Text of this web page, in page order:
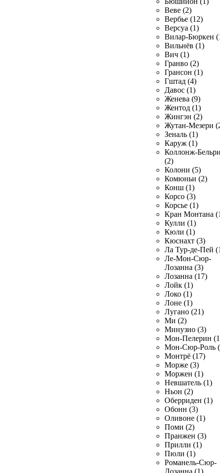
Веве (2)
Вербье (12)
Версуа (1)
Вилар-Бюркен
Вильнёв (1)
Вич (1)
Гранво (2)
Грансон (1)
Гштад (4)
Давос (1)
Женева (9)
Жентод (1)
Жингэн (2)
Жутан-Мезери
Зеналь (1)
Каруж (1)
Коллонж-
(2)
Колони (5)
Комюньи (2)
Конш (1)
Корсо (3)
Корсье (1)
Кран Монтана
Кулли (1)
Кюли (1)
Кюснахт (3)
Ла Тур-де-Пей
Ле-Мон-Сюр-
Лозанна (3)
Лозанна (17)
Лойк (1)
Локо (1)
Лоне (1)
Лугано (21)
Ми (2)
Минузио (3)
Мон-Пелерин
Мон-Сюр-Роль
Монтрё (17)
Морже (3)
Моржен (1)
Невшатель (1)
Ньон (2)
Оберриден (1)
Обонн (3)
Оливоне (1)
Поми (2)
Пранжен (3)
Прилли (1)
Пюли (1)
Романель-Сюр-
Лозанна (1)